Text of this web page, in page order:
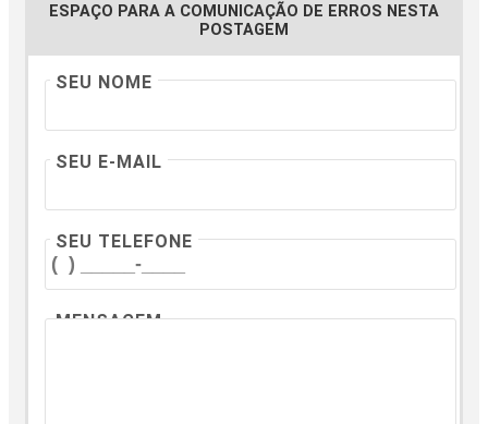
ESPAÇO PARA A COMUNICAÇÃO DE ERROS NESTA
POSTAGEM
SEU NOME
SEU E-MAIL
SEU TELEFONE
MENSAGEM